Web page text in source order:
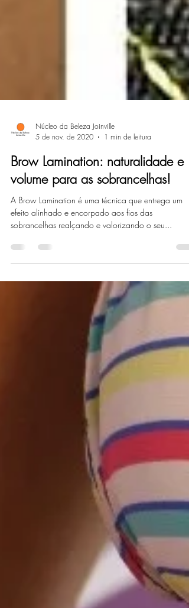
5 de nov. de 2020
1 min de leitura
Brow Lamination: naturalidade e
volume para as sobrancelhas!
A Brow Lamination é uma técnica que entrega um
efeito alinhado e encorpado aos fios das
sobrancelhas realçando e valorizando o seu...